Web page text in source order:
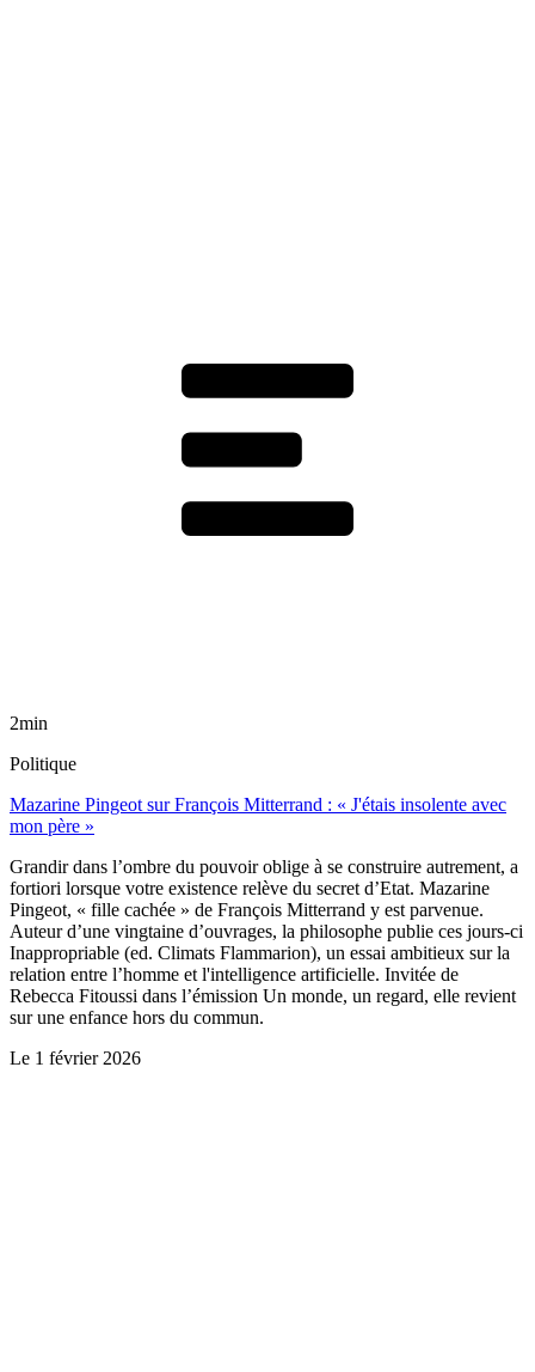
2min
Politique
Mazarine Pingeot sur François Mitterrand : « J'étais insolente avec
mon père »
Grandir dans l’ombre du pouvoir oblige à se construire autrement, a
fortiori lorsque votre existence relève du secret d’Etat. Mazarine
Pingeot, « fille cachée » de François Mitterrand y est parvenue.
Auteur d’une vingtaine d’ouvrages, la philosophe publie ces jours-ci
Inappropriable (ed. Climats Flammarion), un essai ambitieux sur la
relation entre l’homme et l'intelligence artificielle. Invitée de
Rebecca Fitoussi dans l’émission Un monde, un regard, elle revient
sur une enfance hors du commun.
Le 1 février 2026